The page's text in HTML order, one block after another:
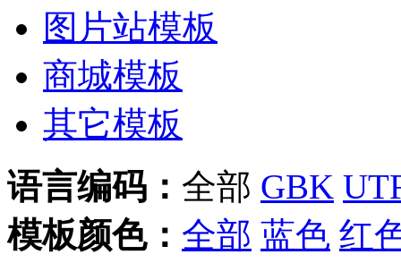
图片站模板
商城模板
其它模板
语言编码： 全部 GBK
模板颜色： 全部 蓝色 红